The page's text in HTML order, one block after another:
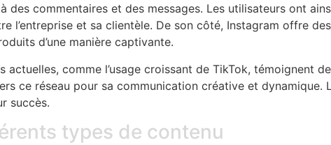
des commentaires et des messages. Les utilisateurs ont
l’entreprise et sa clientèle. De son côté, Instagram offre
d’une manière captivante.
actuelles, comme l’usage croissant de TikTok, témoignent
ce réseau pour sa communication créative et
succès.
types de contenu